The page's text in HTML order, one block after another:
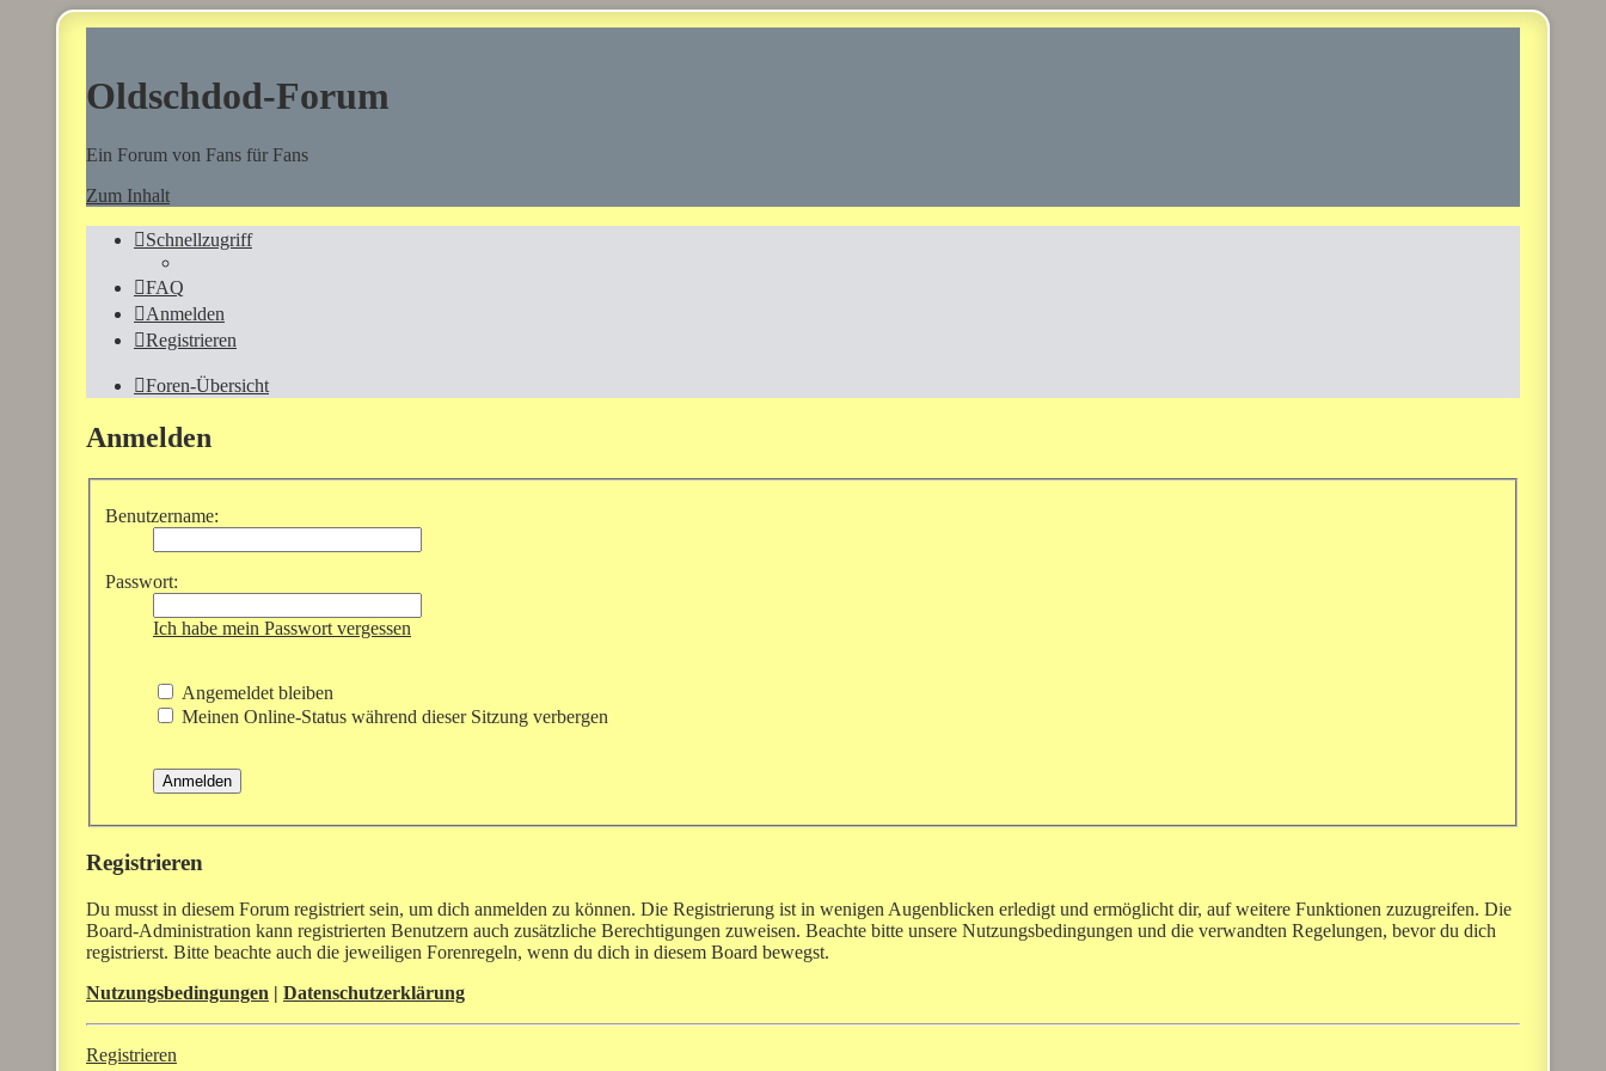
Oldschdod-Forum
Ein Forum von Fans für Fans
Zum Inhalt
Schnellzugriff
FAQ
Anmelden
Registrieren
Foren-Übersicht
Anmelden
Benutzername:
Passwort:
Ich habe mein Passwort vergessen
Angemeldet bleiben
Meinen Online-Status während dieser Sitzung verbergen
Registrieren
Du musst in diesem Forum registriert sein, um dich anmelden zu können. Die Registrierung ist in wenigen Augenblicken erledigt und ermöglicht dir, auf weitere Funktionen zuzugreifen. Die
Board-Administration kann registrierten Benutzern auch zusätzliche Berechtigungen zuweisen. Beachte bitte unsere Nutzungsbedingungen und die verwandten Regelungen, bevor du dich
registrierst. Bitte beachte auch die jeweiligen Forenregeln, wenn du dich in diesem Board bewegst.
Nutzungsbedingungen | Datenschutzerklärung
Registrieren